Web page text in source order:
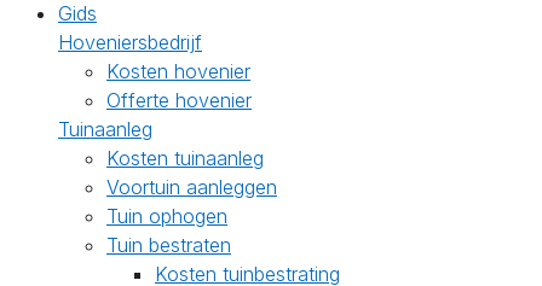
Gids
Hoveniersbedrijf
Kosten hovenier
Offerte hovenier
Tuinaanleg
Kosten tuinaanleg
Voortuin aanleggen
Tuin ophogen
Tuin bestraten
Kosten tuinbestrating